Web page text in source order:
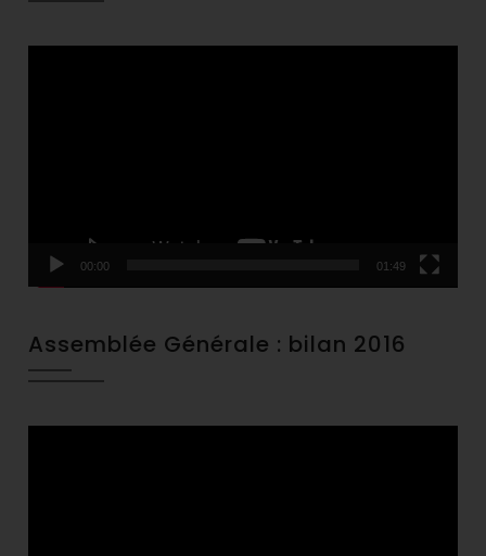
00:00 01:49
Assemblée Générale : bilan 2016